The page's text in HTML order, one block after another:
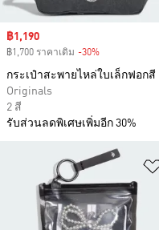
Sale price
฿1,190
฿1,700 ราคาเดิม -30%
กระเป๋าสะพายไหล่ใบเล็กฟอกสี
Originals
2 สี
รับส่วนลดพิเศษเพิ่มอีก 30%